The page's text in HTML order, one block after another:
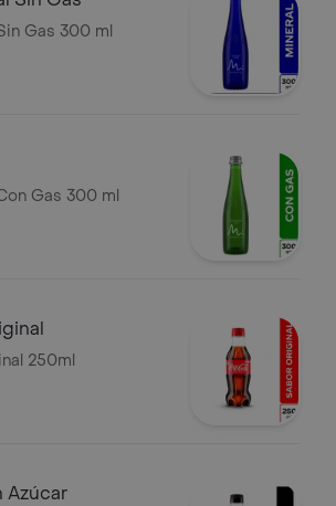
Gas 300 ml
Gas 300 ml
250ml
Azúcar